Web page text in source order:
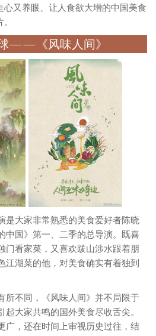
心又养眼、让人食欲大增的中国美食
——《风味人间》
是大家非常熟悉的美食爱好者陈晓
中国》第一、二季的总导演。既喜
门看家菜，又喜欢跋山涉水跟着朋
江湖菜的他，对美食确实有着独到
所不同，《风味人间》并不局限于
大家共鸣的国外美食尽收舌尖。
广，还在时间上审视历史过往，结